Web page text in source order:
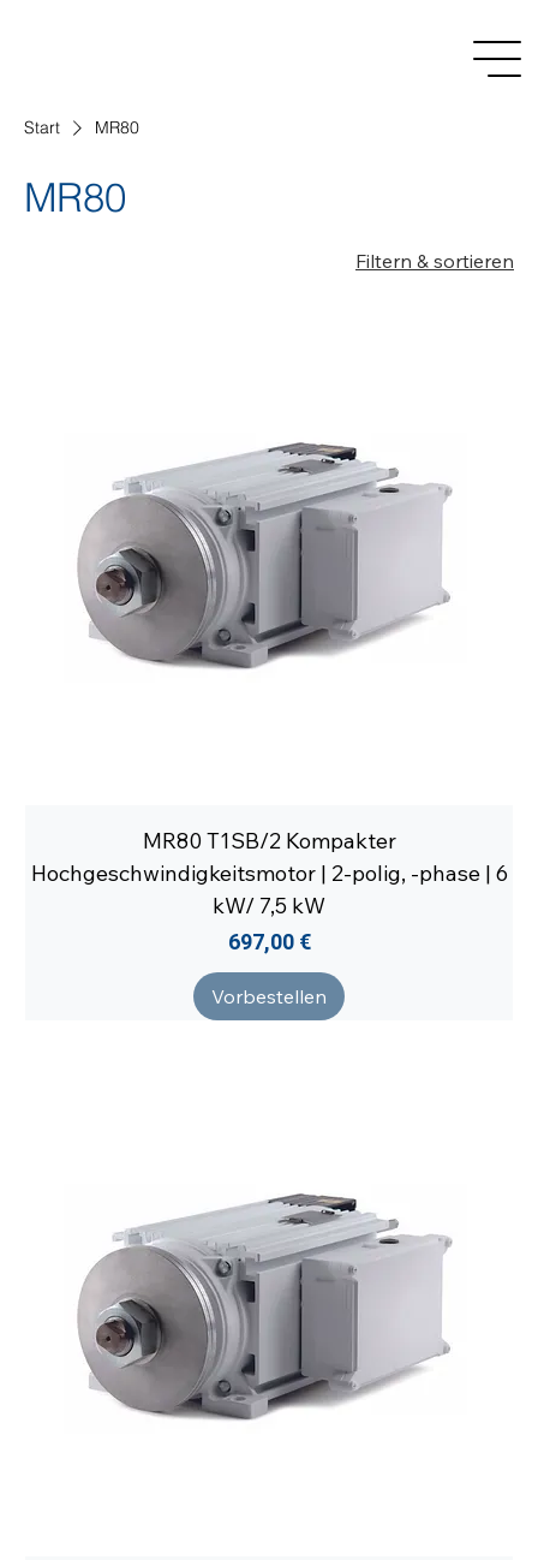
Start MR80
MR80
Filtern & sortieren
MR80 T1SB/2 Kompakter
Hochgeschwindigkeitsmotor | 2-polig, -phase | 6
kW/ 7,5 kW
Preis
697,00 €
Vorbestellen